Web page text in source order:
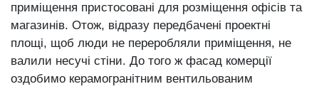
приміщення пристосовані для розміщення офісів та
магазинів. Отож, відразу передбачені проектні
площі, щоб люди не переробляли приміщення, не
валили несучі стіни. До того ж фасад комерції
оздобимо керамогранітним вентильованим